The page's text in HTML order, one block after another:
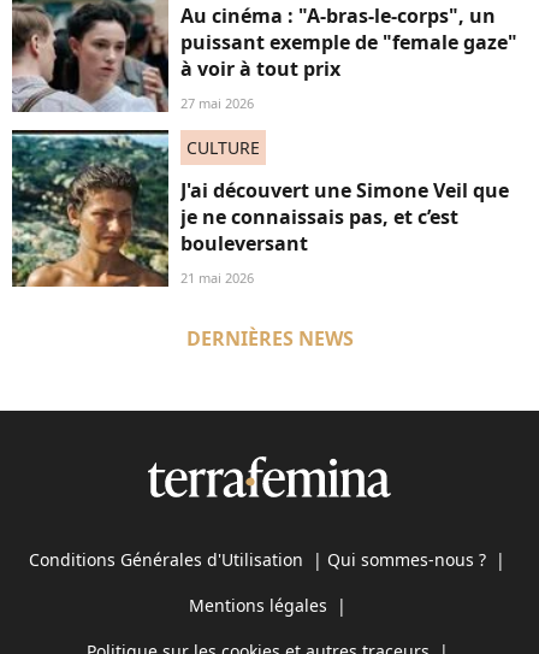
Au cinéma : "A-bras-le-corps", un
puissant exemple de "female gaze"
à voir à tout prix
27 mai 2026
CULTURE
J'ai découvert une Simone Veil que
je ne connaissais pas, et c’est
bouleversant
21 mai 2026
DERNIÈRES NEWS
Conditions Générales d'Utilisation | Qui sommes-nous ? |
Mentions légales |